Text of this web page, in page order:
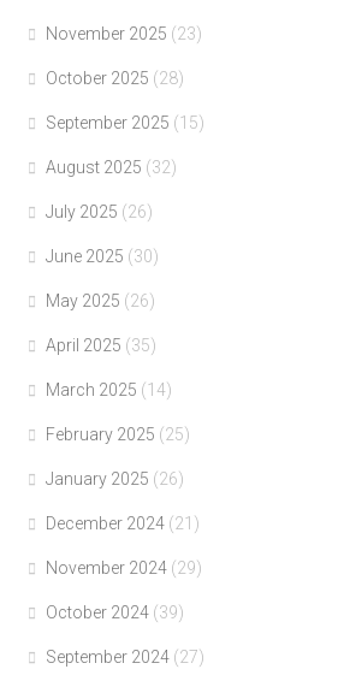
November 2025 (23)
October 2025 (28)
September 2025 (15)
August 2025 (32)
July 2025 (26)
June 2025 (30)
May 2025 (26)
April 2025 (35)
March 2025 (14)
February 2025 (25)
January 2025 (26)
December 2024 (21)
November 2024 (29)
October 2024 (39)
September 2024 (27)